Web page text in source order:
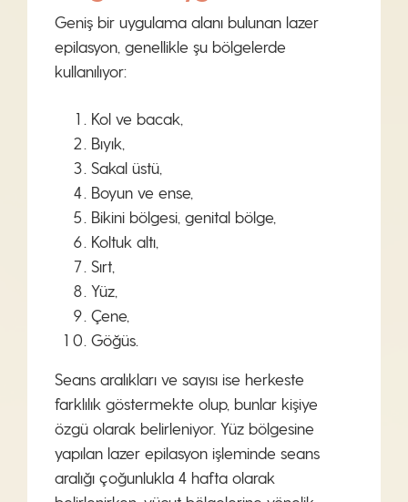
Geniş bir uygulama alanı bulunan lazer
epilasyon, genellikle şu bölgelerde
kullanılıyor:
Kol ve bacak,
Bıyık,
Sakal üstü,
Boyun ve ense,
Bikini bölgesi, genital bölge,
Koltuk altı,
Sırt,
Yüz,
Çene,
Göğüs.
Seans aralıkları ve sayısı ise herkeste
farklılık göstermekte olup, bunlar kişiye
özgü olarak belirleniyor. Yüz bölgesine
yapılan lazer epilasyon işleminde seans
aralığı çoğunlukla 4 hafta olarak